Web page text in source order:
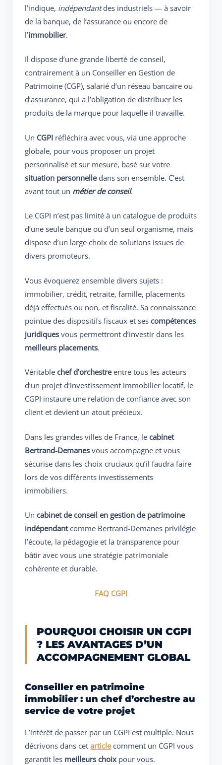
l’indique, indépendantdes industriels — à savoir
de la banque, de l’assurance ou encore de
l’immobilier.
Il dispose d’une grande liberté de conseil,
contrairement à un Conseiller en Gestion de
Patrimoine (CGP), salarié d’un réseau bancaire ou
d’assurance, qui a l’obligation de distribuer les
produits de la marque pour laquelle il travaille.
Un CGPI réfléchira avec vous, via une approche
globale, pour vous proposer un projet
personnalisé et sur mesure, basé sur votre
situation personnelledans son ensemble. C’est
avant tout un métier de conseil.
Le CGPI n’est pas limité à un catalogue de produits
d’une seule banque ou d’un seul organisme, mais
dispose d’un large choix de solutions issues de
divers promoteurs.
Vous évoquerez ensemble divers sujets :
immobilier, crédit, retraite, famille, placements
déjà effectués ou non, et fiscalité. Sa connaissance
pointue des dispositifs fiscaux et sescompétences
juridiques vous permettront d’investir dans les
meilleurs placements.
Véritablechef d’orchestreentre tous les acteurs
d’un projet d’investissement immobilier locatif, le
CGPI instaure une relation de confiance avec son
client et devient un atout précieux.
Dans les grandes villes de France, lecabinet
Bertrand-Demanes vous accompagne et vous
sécurise dans les choix cruciaux qu’il faudra faire
lors de vos différents investissements
immobiliers.
Uncabinet de conseil en gestion de patrimoine
indépendantcomme Bertrand-Demanes privilégie
l’écoute, la pédagogie et la transparence pour
bâtir avec vous une stratégie patrimoniale
cohérente et durable.
FAQ CGPI
POURQUOI CHOISIR UN CGPI
? LES AVANTAGES D’UN
ACCOMPAGNEMENT GLOBAL
Conseiller en patrimoine
immobilier : un chef d’orchestre au
service de votre projet
L’intérêt de passer par un CGPI est multiple. Nous
décrivons dans cetarticlecomment un CGPI vous
garantit les meilleurs choix pour vous.